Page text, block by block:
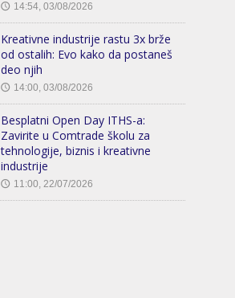
🕔 14:54, 03/08/2026
Kreativne industrije rastu 3x brže
od ostalih: Evo kako da postaneš
deo njih
🕔 14:00, 03/08/2026
Besplatni Open Day ITHS-a:
Zavirite u Comtrade školu za
tehnologije, biznis i kreativne
industrije
🕔 11:00, 22/07/2026